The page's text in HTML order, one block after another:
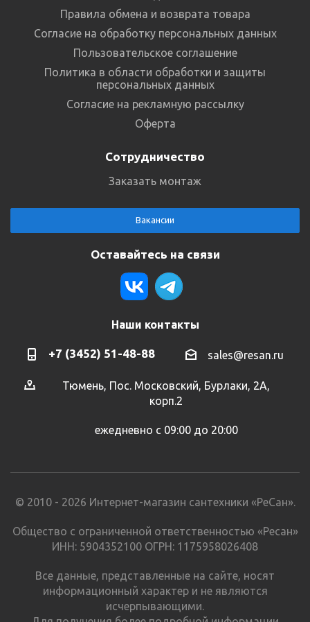
Правила обмена и возврата товара
Согласие на обработку персональных данных
Пользовательское соглашение
Политика в области обработки и защиты
персональных данных
Согласие на рекламную рассылку
Оферта
Сотрудничество
Заказать монтаж
Вакансии
Оставайтесь на связи
Наши контакты
+7 (3452) 51-48-88 sales@resan.ru
Тюмень, Пос. Московский, Бурлаки, 2А,
корп.2
ежедневно с 09:00 до 20:00
© 2010 - 2026 Интернет-магазин сантехники «РеСан».
Общество с ограниченной ответственностью «Ресан»
ИНН: 5904352100 ОГРН: 1175958026408
Все данные, представленные на сайте, носят
информационный характер и не являются
исчерпывающими.